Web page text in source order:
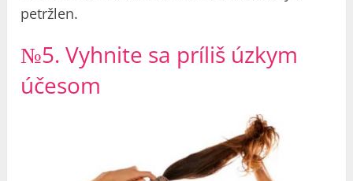
petržlen.
№5. Vyhnite sa príliš úzkym
účesom